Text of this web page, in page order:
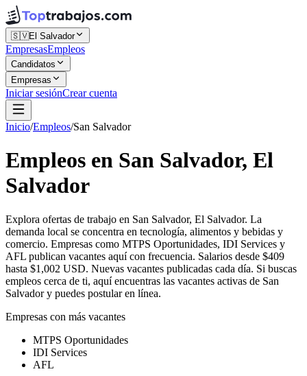
🇸🇻El Salvador
EmpresasEmpleos
Candidatos
Empresas
Iniciar sesiónCrear cuenta
Inicio/Empleos/San Salvador
Empleos en San Salvador, El
Salvador
Explora ofertas de trabajo en San Salvador, El Salvador. La
demanda local se concentra en tecnología, alimentos y bebidas y
comercio. Empresas como MTPS Oportunidades, IDI Services y
AFL publican vacantes aquí con frecuencia. Salarios desde $409
hasta $1,002 USD. Nuevas vacantes publicadas cada día. Si buscas
empleos cerca de ti, aquí encuentras las vacantes activas de San
Salvador y puedes postular en línea.
Empresas con más vacantes
MTPS Oportunidades
IDI Services
AFL